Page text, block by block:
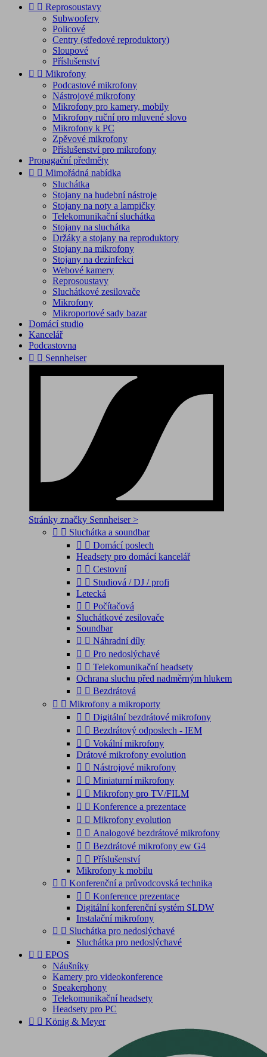
  Reprosoustavy
Subwoofery
Policové
Centry (středové reproduktory)
Sloupové
Příslušenství
  Mikrofony
Podcastové mikrofony
Nástrojové mikrofony
Mikrofony pro kamery, mobily
Mikrofony ruční pro mluvené slovo
Mikrofony k PC
Zpěvové mikrofony
Příslušenství pro mikrofony
Propagační předměty
  Mimořádná nabídka
Sluchátka
Stojany na hudební nástroje
Stojany na noty a lampičky
Telekomunikační sluchátka
Stojany na sluchátka
Držáky a stojany na reproduktory
Stojany na mikrofony
Stojany na dezinfekci
Webové kamery
Reprosoustavy
Sluchátkové zesilovače
Mikrofony
Mikroportové sady bazar
Domácí studio
Kancelář
Podcastovna
  Sennheiser
Stránky značky Sennheiser >
  Sluchátka a soundbar
  Domácí poslech
Headsety pro domácí kancelář
  Cestovní
  Studiová / DJ / profi
Letecká
  Počítačová
Sluchátkové zesilovače
Soundbar
  Náhradní díly
  Pro nedoslýchavé
  Telekomunikační headsety
Ochrana sluchu před nadměrným hlukem
  Bezdrátová
  Mikrofony a mikroporty
  Digitální bezdrátové mikrofony
  Bezdrátový odposlech - IEM
  Vokální mikrofony
Drátové mikrofony evolution
  Nástrojové mikrofony
  Miniaturní mikrofony
  Mikrofony pro TV/FILM
  Konference a prezentace
  Mikrofony evolution
  Analogové bezdrátové mikrofony
  Bezdrátové mikrofony ew G4
  Příslušenství
Mikrofony k mobilu
  Konferenční a průvodcovská technika
  Konference prezentace
Digitální konferenční systém SLDW
Instalační mikrofony
  Sluchátka pro nedoslýchavé
Sluchátka pro nedoslýchavé
  EPOS
Náušníky
Kamery pro videokonference
Speakerphony
Telekomunikační headsety
Headsety pro PC
  König & Meyer